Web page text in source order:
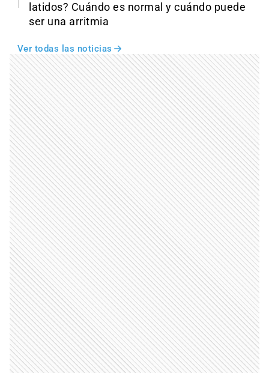
latidos? Cuándo es normal y cuándo puede
ser una arritmia
Ver todas las noticias